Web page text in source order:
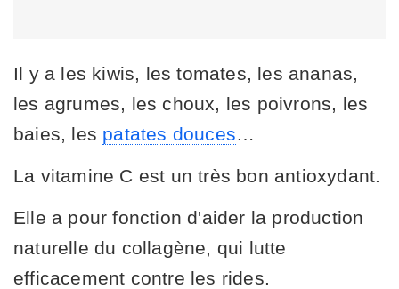
Il y a les kiwis, les tomates, les ananas,
les agrumes, les choux, les poivrons, les
baies, les patates douces
La vitamine C est un très bon antioxydant.
Elle a pour fonction d'aider la production
naturelle du collagène, qui lutte
efficacement contre les rides.